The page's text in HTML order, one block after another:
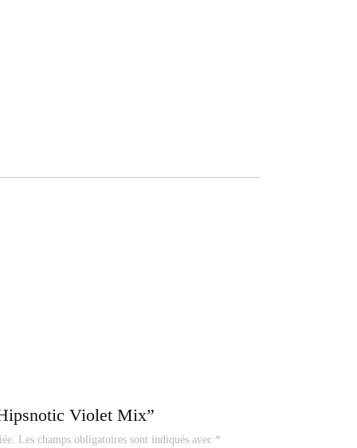
Violet Mix”
Les champs obligatoires sont indiqués avec *